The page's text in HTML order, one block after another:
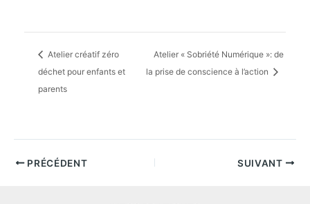
Atelier créatif zéro
déchet pour enfants et
parents
Atelier « Sobriété Numérique »: de
la prise de conscience à l’action
PRÉCÉDENT SUIVANT